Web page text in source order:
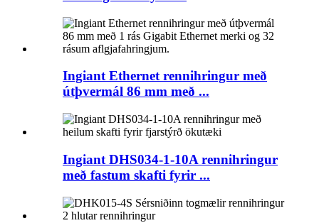
Ingiant Ethernet rennihringur með
útþvermál 86 mm með ...
Ingiant DHS034-1-10A rennihringur
með fastum skafti fyrir ...